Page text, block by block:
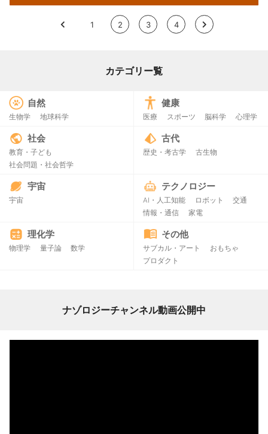
< 1 2 3 4 >
カテゴリー覧
自然
生物学 地球科学
健康
医療 スポーツ 脳科学 心理学
社会
教育・子ども
社会問題・社会哲学
古代
歴史・考古学 古生物
宇宙
宇宙
テクノロジー
AI・人工知能 ロボット
交通
情報・通信
家電
理化学
物理学 量子論 数学
その他
サブカル・アート
おもちゃ
プロダクト
ナゾロジーチャンネル動画公開中